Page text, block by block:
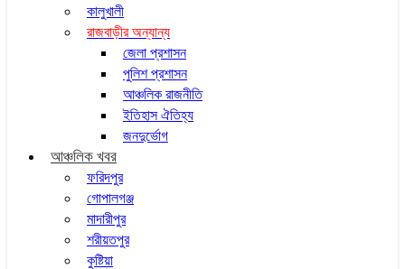
কালুখালী
রাজবাড়ীর অন্যান্য
জেলা প্রশাসন
পুলিশ প্রশাসন
আঞ্চলিক রাজনীতি
ইতিহাস ঐতিহ্য
জনদুর্ভোগ
আঞ্চলিক খবর
ফরিদপুর
গোপালগঞ্জ
মাদারীপুর
শরীয়তপুর
কুষ্টিয়া